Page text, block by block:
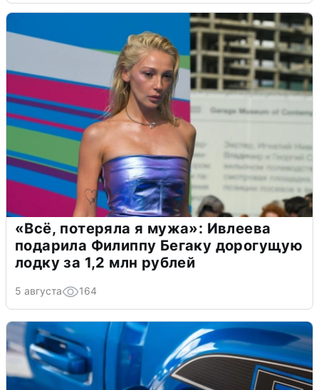
«Всё, потеряла я мужа»: Ивлеева
подарила Филиппу Бегаку дорогущую
лодку за 1,2 млн рублей
5 августа 164